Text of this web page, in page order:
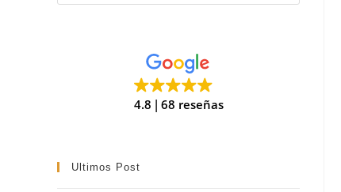
4.8 68 reseñas
Ultimos Post